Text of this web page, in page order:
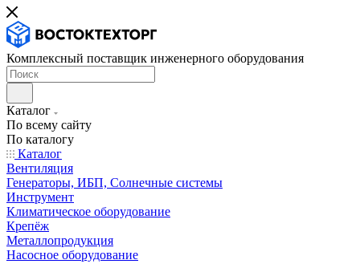
Комплексный поставщик инженерного оборудования
Каталог
По всему сайту
По каталогу
Каталог
Вентиляция
Генераторы, ИБП, Солнечные системы
Инструмент
Климатическое оборудование
Крепёж
Металлопродукция
Насосное оборудование